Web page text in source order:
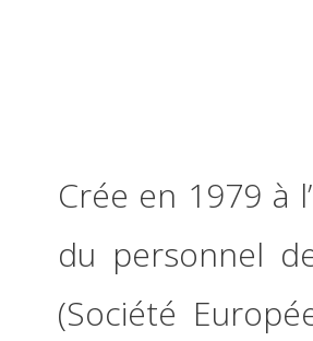
Crée en 1979 à
du personnel
(Société